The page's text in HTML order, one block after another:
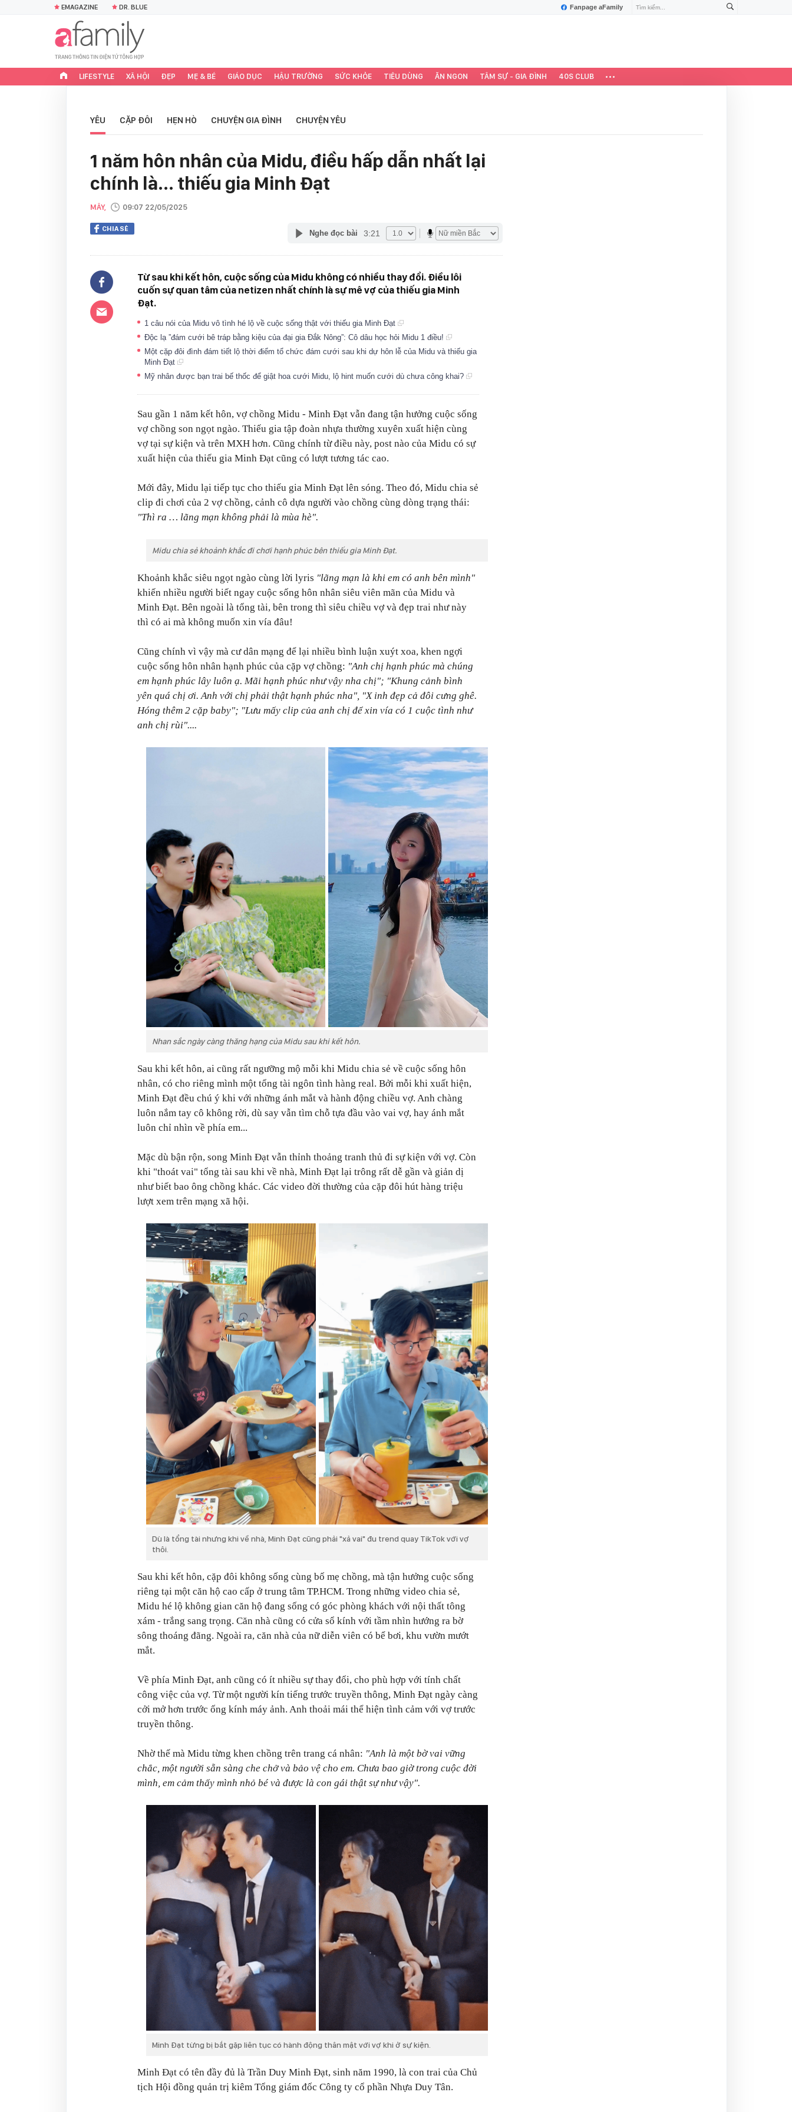
Fanpage aFamily
EMAGAZINE DR. BLUE
LIFESTYLE XÃ HỘI ĐẸP MẸ & BÉ GIÁO DỤC HẬU TRƯỜNG SỨC KHỎE TIÊU DÙNG ĂN NGON TÂM SỰ - GIA ĐÌNH 40S CLUB
YÊU CẶP ĐÔI HẸN HÒ CHUYỆN GIA ĐÌNH CHUYỆN YÊU
1 năm hôn nhân của Midu, điều hấp dẫn nhất lại
chính là... thiếu gia Minh Đạt
MÂY, 09:07 22/05/2025
CHIA SẺ Nghe đọc bài 3:21
Từ sau khi kết hôn, cuộc sống của Midu không có nhiều thay đổi. Điều lôi
cuốn sự quan tâm của netizen nhất chính là sự mê vợ của thiếu gia Minh
Đạt.
1 câu nói của Midu vô tình hé lộ về cuộc sống thật với thiếu gia Minh Đạt
Độc lạ ”đám cưới bê tráp bằng kiệu của đại gia Đắk Nông”: Cô dâu học hỏi Midu 1 điều!
Một cặp đôi đình đám tiết lộ thời điểm tổ chức đám cưới sau khi dự hôn lễ của Midu và thiếu gia
Minh Đạt
Mỹ nhân được bạn trai bế thốc để giật hoa cưới Midu, lộ hint muốn cưới dù chưa công khai?
Sau gần 1 năm kết hôn, vợ chồng Midu - Minh Đạt vẫn đang tận hưởng cuộc sống
vợ chồng son ngọt ngào. Thiếu gia tập đoàn nhựa thường xuyên xuất hiện cùng
vợ tại sự kiện và trên MXH hơn. Cũng chính từ điều này, post nào của Midu có sự
xuất hiện của thiếu gia Minh Đạt cũng có lượt tương tác cao.
Mới đây, Midu lại tiếp tục cho thiếu gia Minh Đạt lên sóng. Theo đó, Midu chia sẻ
clip đi chơi của 2 vợ chồng, cảnh cô dựa người vào chồng cùng dòng trạng thái:
"Thì ra … lãng mạn không phải là mùa hè".
Midu chia sẻ khoảnh khắc đi chơi hạnh phúc bên thiếu gia Minh Đạt.
Khoảnh khắc siêu ngọt ngào cùng lời lyris "lãng mạn là khi em có anh bên mình"
khiến nhiều người biết ngay cuộc sống hôn nhân siêu viên mãn của Midu và
Minh Đạt. Bên ngoài là tổng tài, bên trong thì siêu chiều vợ và đẹp trai như này
thì có ai mà không muốn xin vía đâu!
Cũng chính vì vậy mà cư dân mạng để lại nhiều bình luận xuýt xoa, khen ngợi
cuộc sống hôn nhân hạnh phúc của cặp vợ chồng: "Anh chị hạnh phúc mà chúng
em hạnh phúc lây luôn ạ. Mãi hạnh phúc như vậy nha chị"; "Khung cảnh bình
yên quá chị ơi. Anh với chị phải thật hạnh phúc nha", "X inh đẹp cả đôi cưng ghê.
Hóng thêm 2 cặp baby"; "Lưu mấy clip của anh chị để xin vía có 1 cuộc tình như
anh chị rùi"....
Nhan sắc ngày càng thăng hạng của Midu sau khi kết hôn.
Sau khi kết hôn, ai cũng rất ngưỡng mộ mỗi khi Midu chia sẻ về cuộc sống hôn
nhân, có cho riêng mình một tổng tài ngôn tình hàng real. Bởi mỗi khi xuất hiện,
Minh Đạt đều chú ý khi với những ánh mắt và hành động chiều vợ. Anh chàng
luôn nắm tay cô không rời, dù say vẫn tìm chỗ tựa đầu vào vai vợ, hay ánh mắt
luôn chỉ nhìn về phía em...
Mặc dù bận rộn, song Minh Đạt vẫn thỉnh thoảng tranh thủ đi sự kiện với vợ. Còn
khi "thoát vai" tổng tài sau khi về nhà, Minh Đạt lại trông rất dễ gần và giản dị
như biết bao ông chồng khác. Các video đời thường của cặp đôi hút hàng triệu
lượt xem trên mạng xã hội.
Dù là tổng tài nhưng khi về nhà, Minh Đạt cũng phải "xả vai" đu trend quay TikTok với vợ
thôi.
Sau khi kết hôn, cặp đôi không sống cùng bố mẹ chồng, mà tận hưởng cuộc sống
riêng tại một căn hộ cao cấp ở trung tâm TP.HCM. Trong những video chia sẻ,
Midu hé lộ không gian căn hộ đang sống có góc phòng khách với nội thất tông
xám - trắng sang trọng. Căn nhà cũng có cửa sổ kính với tầm nhìn hướng ra bờ
sông thoáng đãng. Ngoài ra, căn nhà của nữ diễn viên có bể bơi, khu vườn mướt
mắt.
Về phía Minh Đạt, anh cũng có ít nhiều sự thay đổi, cho phù hợp với tính chất
công việc của vợ. Từ một người kín tiếng trước truyền thông, Minh Đạt ngày càng
cởi mở hơn trước ống kính máy ảnh. Anh thoải mái thể hiện tình cảm với vợ trước
truyền thông.
Nhờ thế mà Midu từng khen chồng trên trang cá nhân: "Anh là một bờ vai vững
chắc, một người sẵn sàng che chở và bảo vệ cho em. Chưa bao giờ trong cuộc đời
mình, em cảm thấy mình nhỏ bé và được là con gái thật sự như vậy".
Minh Đạt từng bị bắt gặp liên tục có hành động thân mật với vợ khi ở sự kiện.
Minh Đạt có tên đầy đủ là Trần Duy Minh Đạt, sinh năm 1990, là con trai của Chủ
tịch Hội đồng quản trị kiêm Tổng giám đốc Công ty cổ phần Nhựa Duy Tân.